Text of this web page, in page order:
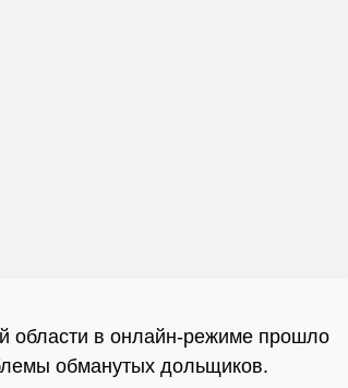
области в онлайн-режиме прошло
обманутых дольщиков.